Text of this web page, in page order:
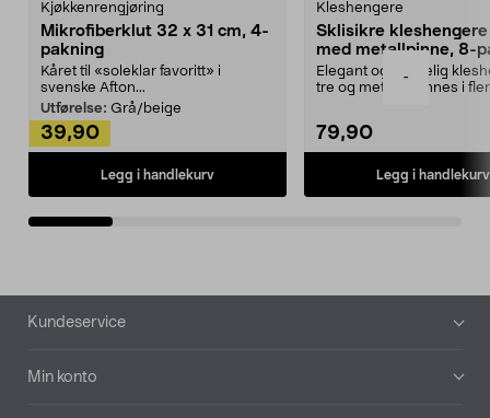
-
Kjøkkenrengjøring
Mikrofiberklut 32 x 31 cm, 4-
pakning
Kåret til «soleklar favoritt» i
svenske Afton...
Utførelse: Grå/beige
39,90
Legg i handlekurv
Kleshengere
Sklisikre
med metallpinne, 8-
Elegant og skikkelig
tre og metall – finnes i
79,90
Legg i handlekurv
Bunntekst
Kundeservice
Min konto